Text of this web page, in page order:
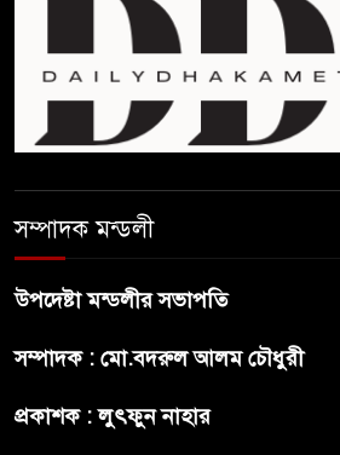
হবে ভর্তি
কাউকে
জনগনের
জামাতের
বন্ধুত্ব : ব্রেট লি
সম্পাদক মন্ডলী
উপদেষ্টা মন্ডলীর সভাপতি
সম্পাদক : মো.বদরুল আলম চৌধুরী
প্রকাশক : লুৎফুন নাহার